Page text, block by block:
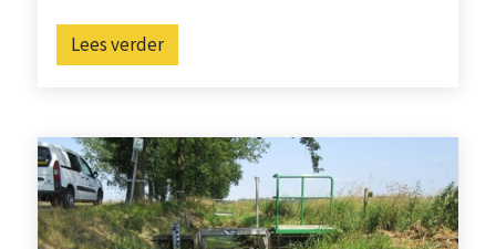
Lees verder